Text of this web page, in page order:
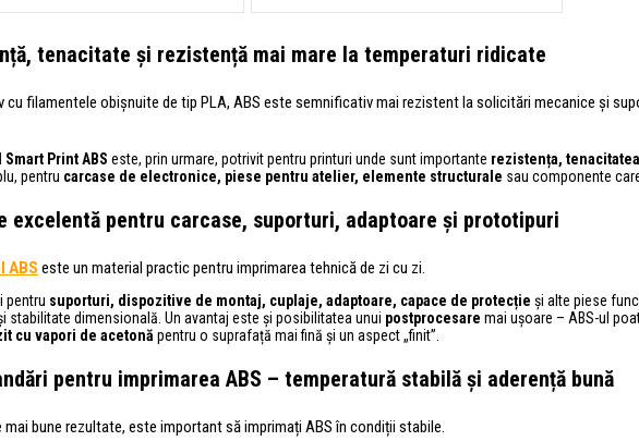
tenacitate și rezistență mai mare la temperaturi ridicate
cu filamentele obișnuite de tip PLA, ABS este semnificativ mai rezistent la solicitări mecanice și
Print ABS este, prin urmare, potrivit pentru printuri unde sunt importante rezistența,
pentru carcase de electronice, piese pentru atelier, elemente structurale sau componente
excelentă pentru carcase, suporturi, adaptoare și prototipuri
ABS este un material practic pentru imprimarea tehnică de zi cu zi.
pentru suporturi, dispozitive de montaj, cuplaje, adaptoare, capace de protecție și alte piese
stabilitate dimensională. Un avantaj este și posibilitatea unui postprocesare mai ușoare – ABS-ul
cu vapori de acetonă pentru o suprafață mai fină și un aspect „finit”.
pentru imprimarea ABS – temperatură stabilă și aderență bună
mai bune rezultate, este important să imprimați ABS în condiții stabile.